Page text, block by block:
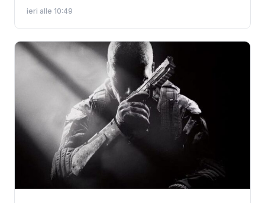
ieri alle 10:49